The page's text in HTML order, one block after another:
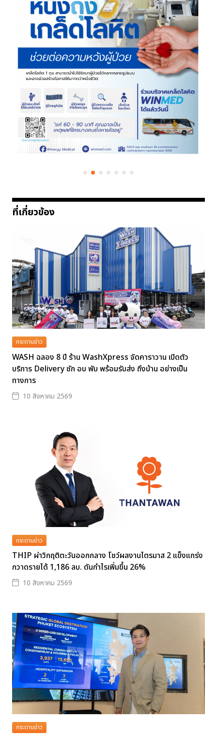
ที่เกี่ยวข้อง
กระดานข่าว
WASH ฉลอง 8 ปี ร้าน WashXpress จัดคาราวาน เปิดตัว
บริการ Delivery ซัก อบ พับ พร้อมรับส่ง ถึงบ้าน อย่างเป็น
ทางการ
10 สิงหาคม 2569
กระดานข่าว
THIP ผ่าวิกฤติตะวันออกกลาง โชว์ผลงานไตรมาส 2 แข็งแกร่ง
กวาดรายได้ 1,186 ลบ. ดันกำไรเพิ่มขึ้น 26%
10 สิงหาคม 2569
กระดานข่าว